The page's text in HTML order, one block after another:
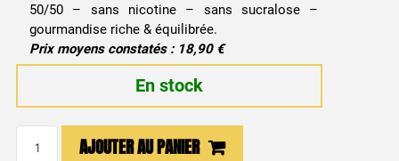
50/50 – sans nicotine – sans sucralose –
gourmandise riche & équilibrée.
Prix moyens constatés : 18,90 €
En stock
AJOUTER AU PANIER